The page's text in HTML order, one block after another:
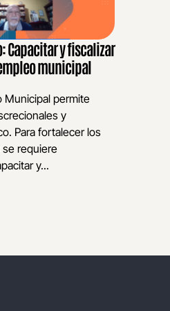
Capacitar y fiscalizar
municipal
Municipal permite
y
Para fortalecer los
requiere
y...